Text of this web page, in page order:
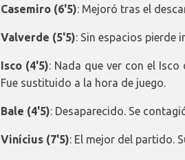
Casemiro (6'5): Mejoró tras el
Valverde (5'5): Sin espacios pierde
Isco (4'5): Nada que ver con el
Fue sustituido a la hora de juego.
Bale (4'5): Desaparecido. Se
Vinícius (7'5): El mejor del partido.